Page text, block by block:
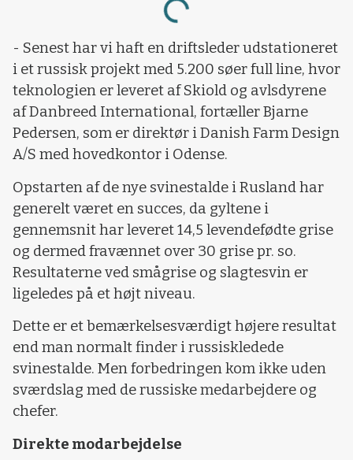
Loading...
- Senest har vi haft en driftsleder udstationeret
i et russisk projekt med 5.200 søer full line, hvor
teknologien er leveret af Skiold og avlsdyrene
af Danbreed International, fortæller Bjarne
Pedersen, som er direktør i Danish Farm Design
A/S med hovedkontor i Odense.
Opstarten af de nye svinestalde i Rusland har
generelt været en succes, da gyltene i
gennemsnit har leveret 14,5 levendefødte grise
og dermed fravænnet over 30 grise pr. so.
Resultaterne ved smågrise og slagtesvin er
ligeledes på et højt niveau.
Dette er et bemærkelsesværdigt højere resultat
end man normalt finder i russiskledede
svinestalde. Men forbedringen kom ikke uden
sværdslag med de russiske medarbejdere og
chefer.
Direkte modarbejdelse